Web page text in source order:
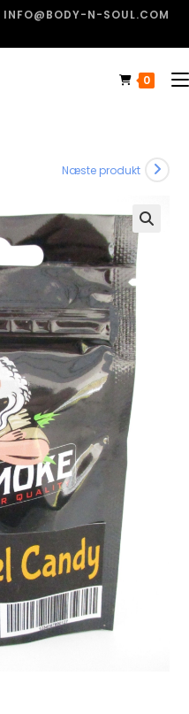
INFO@BODY-N-SOUL.COM
0
Næste produkt